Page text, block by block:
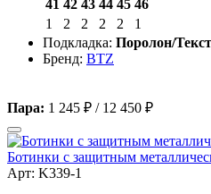
41 42 43 44 45 46
1
2 2 2 2
1
Подкладка: Поролон/
Бренд: BTZ
Пара: 1 245 ₽ / 12 450 ₽
Ботинки с защитным
Арт: K339-1